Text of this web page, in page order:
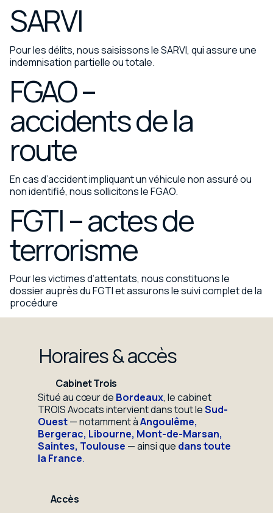
SARVI
Pour les délits, nous saisissons le SARVI, qui assure une
indemnisation partielle ou totale.
FGAO –
accidents de la
route
En cas d’accident impliquant un véhicule non assuré ou
non identifié, nous sollicitons le FGAO.
FGTI – actes de
terrorisme
Pour les victimes d’attentats, nous constituons le
dossier auprès du FGTI et assurons le suivi complet de la
procédure
Horaires & accès
Cabinet Trois
Situé au cœur de Bordeaux, le cabinet
TROIS Avocats intervient dans tout leSud-
Ouest— notamment àAngoulême,
Bergerac, Libourne, Mont-de-Marsan,
Saintes, Toulouse — ainsi que dans toute
la France.
Accès